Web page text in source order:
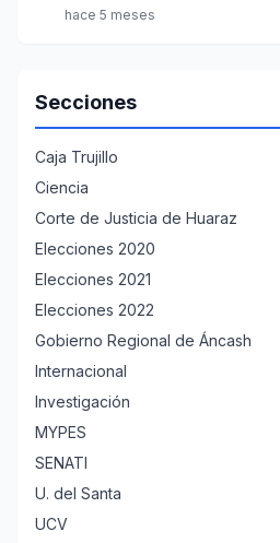
hace 5 meses
Secciones
Caja Trujillo
Ciencia
Corte de Justicia de Huaraz
Elecciones 2020
Elecciones 2021
Elecciones 2022
Gobierno Regional de Áncash
Internacional
Investigación
MYPES
SENATI
U. del Santa
UCV